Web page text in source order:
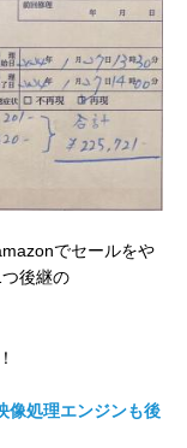
でセールをや
後継の
像処理エンジンも後